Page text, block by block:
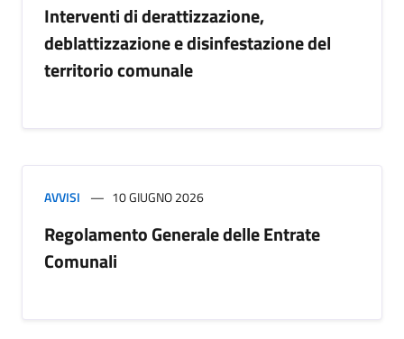
Interventi di derattizzazione,
deblattizzazione e disinfestazione del
territorio comunale
AVVISI 10 GIUGNO 2026
Regolamento Generale delle Entrate
Comunali